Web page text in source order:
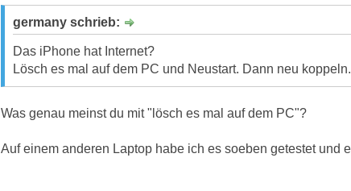
germany schrieb:
Das iPhone hat Internet?
Lösch es mal auf dem PC und Neustart. Dann neu koppeln.
Was genau meinst du mit "lösch es mal auf dem PC"?
Auf einem anderen Laptop habe ich es soeben getestet und